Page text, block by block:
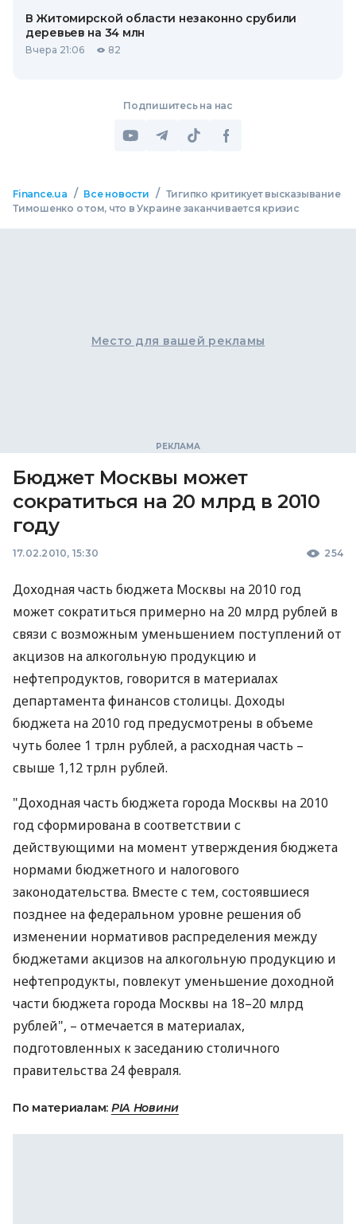
В Житомирской области незаконно срубили
деревьев на 34 млн
Вчера 21:06 82
Подпишитесь на нас
Finance.ua / Все новости / Тигипко критикует высказывание
Тимошенко о том, что в Украине заканчивается кризис
Место для вашей рекламы
Бюджет Москвы может
сократиться на 20 млрд в 2010
году
17.02.2010, 15:30 254
Доходная часть бюджета Москвы на 2010 год
может сократиться примерно на 20 млрд рублей в
связи с возможным уменьшением поступлений от
акцизов на алкогольную продукцию и
нефтепродуктов, говорится в материалах
департамента финансов столицы. Доходы
бюджета на 2010 год предусмотрены в объеме
чуть более 1 трлн рублей, а расходная часть –
свыше 1,12 трлн рублей.
"Доходная часть бюджета города Москвы на 2010
год сформирована в соответствии с
действующими на момент утверждения бюджета
нормами бюджетного и налогового
законодательства. Вместе с тем, состоявшиеся
позднее на федеральном уровне решения об
изменении нормативов распределения между
бюджетами акцизов на алкогольную продукцию и
нефтепродукты, повлекут уменьшение доходной
части бюджета города Москвы на 18–20 млрд
рублей", – отмечается в материалах,
подготовленных к заседанию столичного
правительства 24 февраля.
По материалам: РІА Новини